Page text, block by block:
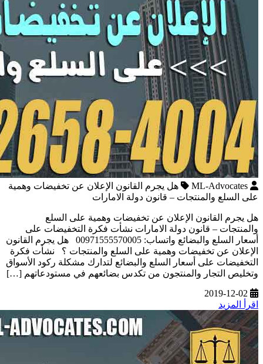
ML-Advocates
هل يجرم القانون الإعلان عن تخفيضات وهمية
على السلع والمنتجات – قانون دولة الامارات
هل يجرم القانون الإعلان عن تخفيضات وهمية على السلع
والمنتجات – قانون دولة الامارات نشأت فكرة التخفيضات على
أسعار السلع والبضائع واتساب: 00971555570005 هل يجرم القانون
الإعلان عن تخفيضات وهمية على السلع والمنتجات ؟ نشأت فكرة
التخفيضات على أسعار السلع والبضائع لتدارك مشكلة ركود الأسواق
وتخليص التجار والمنتجون من تكدس بضائعهم في مستودعاتهم […]
2019-12-02
اقرأ المزيد